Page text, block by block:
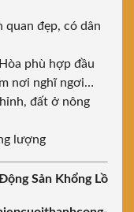
quan đẹp, có dân
phù hợp đầu
nơi nghĩ ngơi…
đất ở nông
lượng
Sản Khổng Lồ